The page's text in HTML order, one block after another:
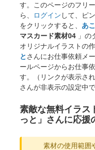
す。このページのフリ
ら、
ログイン して、ピ
をクリックすると、 あ
マスカード素材04 」の
オリジナルイラストの
とさんにお仕事依頼メ
ールページからお仕事
す。（リンクが表示さ
さんが非表示の設定中で
素敵な無料イラス
っと」さんに応援
素材の使用範囲